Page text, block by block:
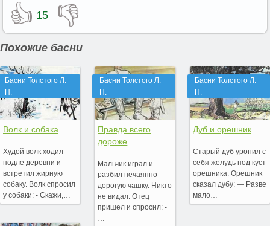
👍 15 👎
Похожие басни
Басни Толстого Л.
Н.
Волк и собака
Худой волк ходил
подле деревни и
встретил жирную
собаку. Волк спросил
у собаки: - Скажи,…
Басни Толстого Л.
Н.
Правда всего
дороже
Мальчик играл и
разбил нечаянно
дорогую чашку. Никто
не видал. Отец
пришел и спросил: -
…
Басни Толстого Л.
Н.
Дуб и орешник
Старый дуб уронил с
себя желудь под куст
орешника. Орешник
сказал дубу: — Разве
мало…